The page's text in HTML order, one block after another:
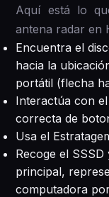
Aquí está lo
antena radar en
Encuentra el
hacia la
portátil (flecha
Interactúa con
correcta de
Usa el
Recoge el
principal,
computadora